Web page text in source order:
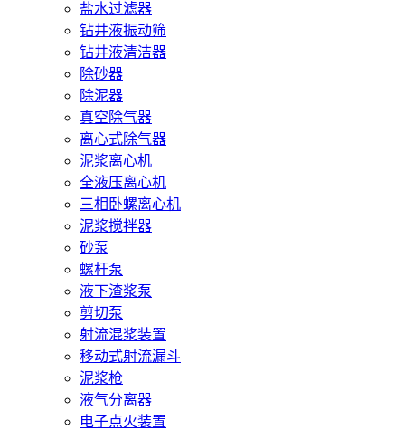
盐水过滤器
钻井液振动筛
钻井液清洁器
除砂器
除泥器
真空除气器
离心式除气器
泥浆离心机
全液压离心机
三相卧螺离心机
泥浆搅拌器
砂泵
螺杆泵
液下渣浆泵
剪切泵
射流混浆装置
移动式射流漏斗
泥浆枪
液气分离器
电子点火装置